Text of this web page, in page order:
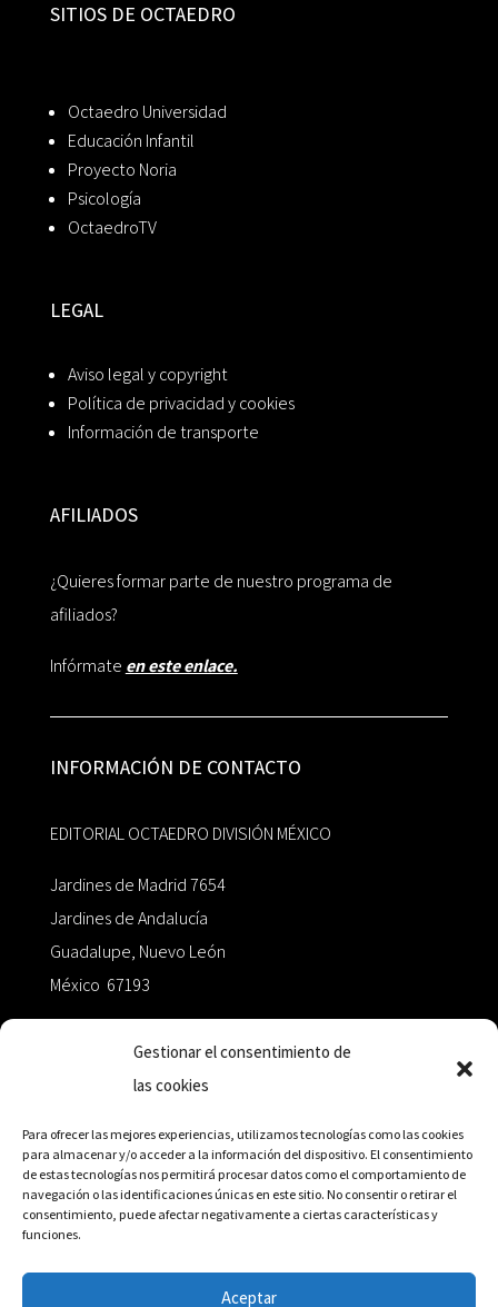
Gestionar el consentimiento de
las cookies
Para ofrecer las mejores experiencias, utilizamos tecnologías como las cookies
para almacenar y/o acceder a la información del dispositivo. El consentimiento
de estas tecnologías nos permitirá procesar datos como el comportamiento de
navegación o las identificaciones únicas en este sitio. No consentir o retirar el
consentimiento, puede afectar negativamente a ciertas características y
funciones.
Aceptar
SITIOS DE OCTAEDRO
Octaedro Universidad
Educación Infantil
Proyecto Noria
Psicología
OctaedroTV
LEGAL
Aviso legal y copyright
Política de privacidad y cookies
Información de transporte
AFILIADOS
¿Quieres formar parte de nuestro programa de
afiliados?
Infórmate en este enlace.
INFORMACIÓN DE CONTACTO
EDITORIAL OCTAEDRO DIVISIÓN MÉXICO
Jardines de Madrid 7654
Jardines de Andalucía
Guadalupe, Nuevo León
México 67193
+52 811.499.5638
RED DE DISTRIBUCIÓN